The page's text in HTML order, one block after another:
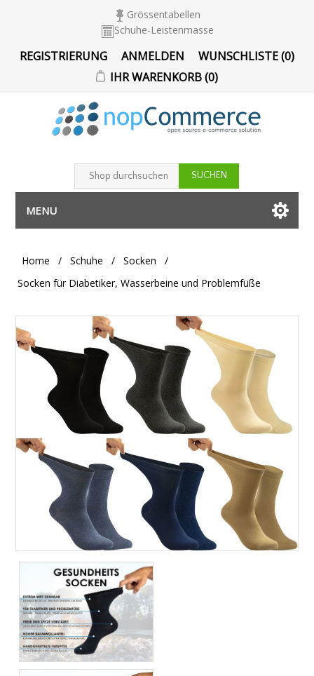
Grössentabellen
Schuhe-Leistenmasse
REGISTRIERUNG ANMELDEN WUNSCHLISTE(0)
IHR WARENKORB(0)
MENU
Home / Schuhe / Socken
/
Socken für Diabetiker, Wasserbeine und Problemfüße